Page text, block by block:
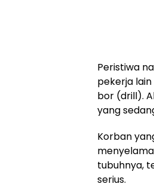
Peristiwa
pekerja
bor (drill).
yang
Korban
tubuhnya,
serius.